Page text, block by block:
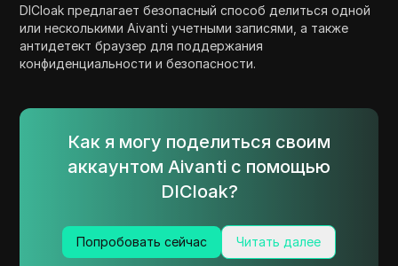
DICloak предлагает безопасный способ делиться одной
или несколькими Aivanti учетными записями, а также
антидетект браузер для поддержания
конфиденциальности и безопасности.
Как я могу поделиться своим
аккаунтом Aivanti с помощью
DICloak?
Попробовать сейчас Читать далее